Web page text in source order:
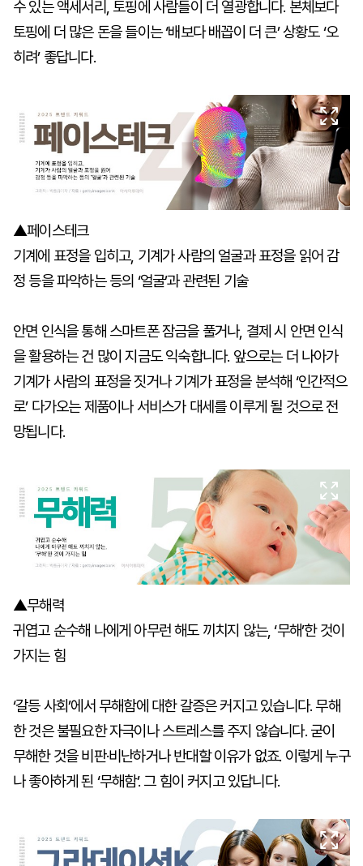
수 있는 액세서리, 토핑에 사람들이 더 열광합니다. 본체보다
토핑에 더 많은 돈을 들이는 ‘배보다 배꼽이 더 큰’ 상황도 ‘오
히려’ 좋답니다.
▲페이스테크
기계에 표정을 입히고, 기계가 사람의 얼굴과 표정을 읽어 감
정 등을 파악하는 등의 ‘얼굴’과 관련된 기술
안면 인식을 통해 스마트폰 잠금을 풀거나, 결제 시 안면 인식
을 활용하는 건 많이 지금도 익숙합니다. 앞으로는 더 나아가
기계가 사람의 표정을 짓거나 기계가 표정을 분석해 ‘인간적으
로’ 다가오는 제품이나 서비스가 대세를 이루게 될 것으로 전
망됩니다.
▲무해력
귀엽고 순수해 나에게 아무런 해도 끼치지 않는, ‘무해’한 것이
가지는 힘
‘갈등 사회’에서 무해함에 대한 갈증은 커지고 있습니다. 무해
한 것은 불필요한 자극이나 스트레스를 주지 않습니다. 굳이
무해한 것을 비판·비난하거나 반대할 이유가 없죠. 이렇게 누구
나 좋아하게 된 ‘무해함’. 그 힘이 커지고 있답니다.